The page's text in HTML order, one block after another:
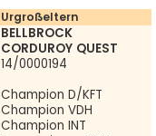
Urgroßeltern
BELLBROCK
CORDUROY QUEST
14/0000194
Champion D/KFT
Champion VDH
Champion INT